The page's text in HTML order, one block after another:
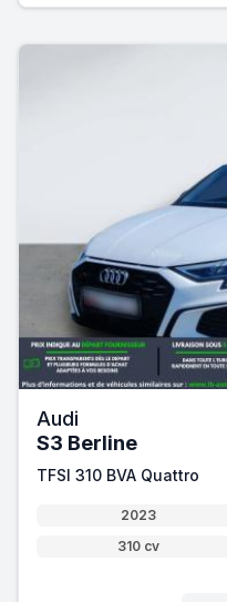
Audi
S3 Berline
TFSI 310 BVA Quattro
2023
310 cv